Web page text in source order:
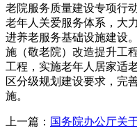
老院服务质量建设专项行
老年人关爱服务体系，大
进养老服务基础设施建设
施（敬老院）改造提升工
工程，实施老年人居家适
区分级规划建设要求，完
施。
上一篇： 国务院办公厅关